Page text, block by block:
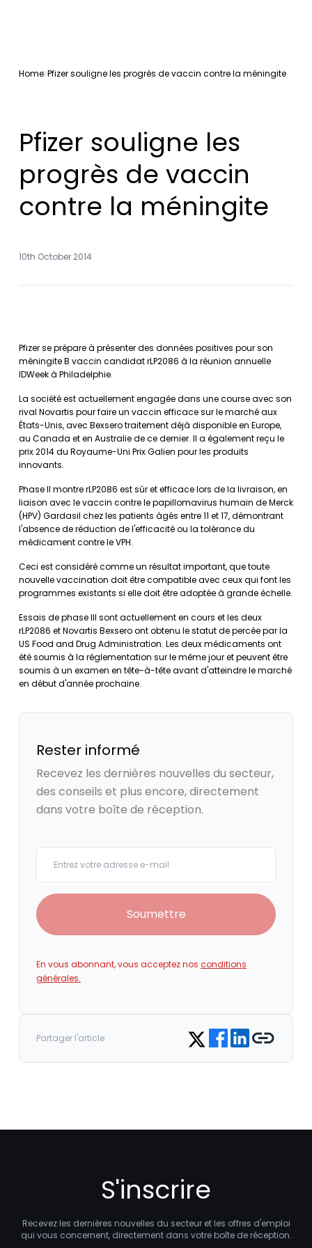
Home Pfizer souligne les progrès de vaccin contre la méningite
Pfizer souligne les
progrès de vaccin
contre la méningite
10th October 2014
Pfizer se prépare à présenter des données positives pour son
méningite B vaccin candidat rLP2086 à la réunion annuelle
IDWeek à Philadelphie.
La société est actuellement engagée dans une course avec son
rival Novartis pour faire un vaccin efficace sur le marché aux
États-Unis, avec Bexsero traitement déjà disponible en Europe,
au Canada et en Australie de ce dernier. Il a également reçu le
prix 2014 du Royaume-Uni Prix Galien pour les produits
innovants.
Phase II montre rLP2086 est sûr et efficace lors de la livraison, en
liaison avec le vaccin contre le papillomavirus humain de Merck
(HPV) Gardasil chez les patients âgés entre 11 et 17, démontrant
l'absence de réduction de l'efficacité ou la tolérance du
médicament contre le VPH.
Ceci est considéré comme un résultat important, que toute
nouvelle vaccination doit être compatible avec ceux qui font les
programmes existants si elle doit être adoptée à grande échelle.
Essais de phase III sont actuellement en cours et les deux
rLP2086 et Novartis Bexsero ont obtenu le statut de percée par la
US Food and Drug Administration. Les deux médicaments ont
été soumis à la réglementation sur le même jour et peuvent être
soumis à un examen en tête-à-tête avant d'atteindre le marché
en début d'année prochaine.
Rester informé
Recevez les dernières nouvelles du secteur,
des conseils et plus encore, directement
dans votre boîte de réception.
Soumettre
En vous abonnant, vous acceptez nos conditions
générales.
Partager l'article Share on Twitter
Share on Facebook
Share on LinkedIn
Copy link
S'inscrire
Recevez les dernières nouvelles du secteur et les offres d'emploi
qui vous concernent, directement dans votre boîte de réception.